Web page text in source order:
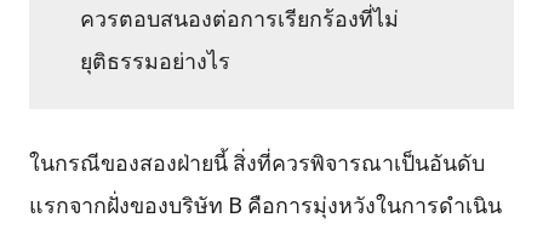
ควรตอบสนองต่อการเรียกร้องที่ไม่
ยุติธรรมอย่างไร
ในกรณีของสองฝ่ายนี้ สิ่งที่ควรพิจารณาเป็นอันดับ
แรกจากฝั่งของบริษัท B คือการมุ่งหวังในการดำเนิน